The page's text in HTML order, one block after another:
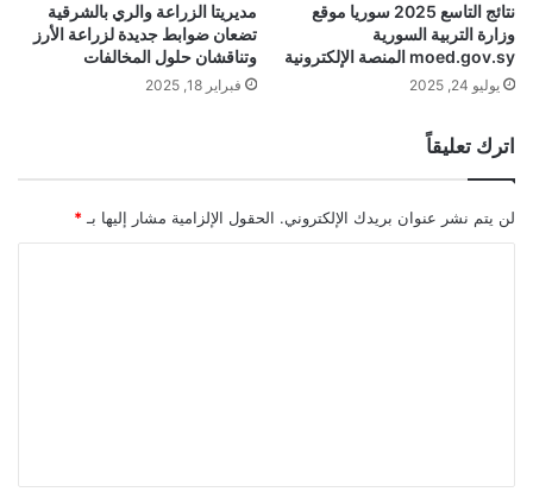
نتائج التاسع 2025 سوريا موقع
وزارة التربية السورية
moed.gov.sy المنصة الإلكترونية
يوليو 24, 2025
مديريتا الزراعة والري بالشرقية
تضعان ضوابط جديدة لزراعة الأرز
وتناقشان حلول المخالفات
فبراير 18, 2025
اترك تعليقاً
لن يتم نشر عنوان بريدك الإلكتروني. الحقول الإلزامية مشار إليها بـ *